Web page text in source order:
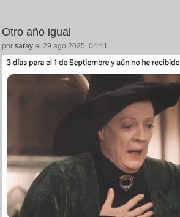
Otro año igual
por saray el 29 ago 2025, 04:41